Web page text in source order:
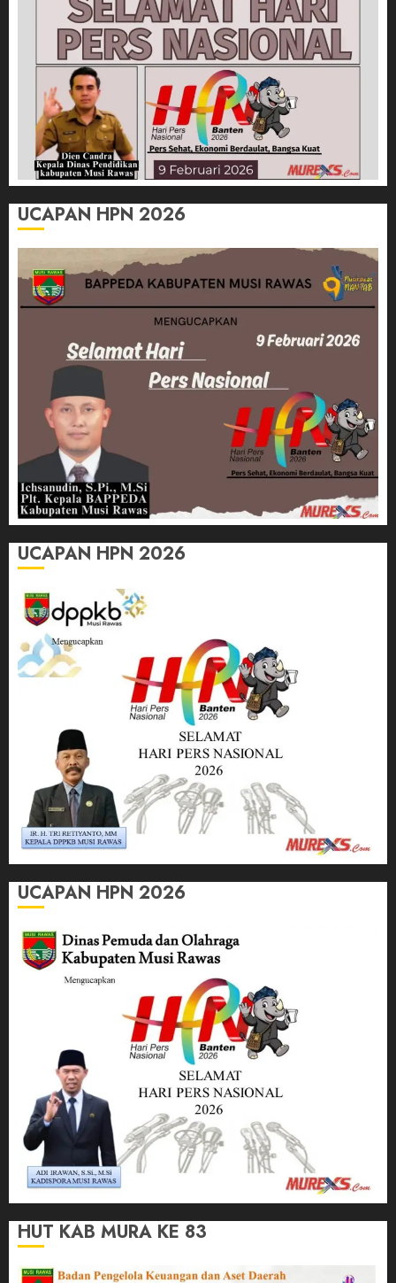
UCAPAN HPN 2026
UCAPAN HPN 2026
UCAPAN HPN 2026
HUT KAB MURA KE 83